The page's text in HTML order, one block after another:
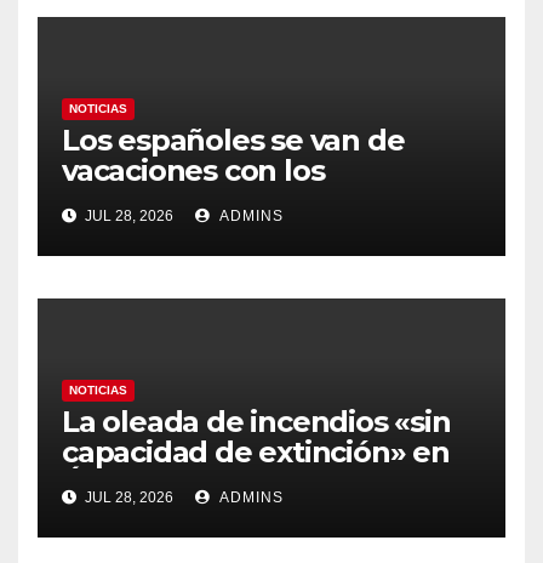
NOTICIAS
Los españoles se van de
vacaciones con los
carburantes hasta un 21%
más caros que el año pasado
y los hoteles disparados
JUL 28, 2026 ADMINS
NOTICIAS
La oleada de incendios «sin
capacidad de extinción» en
Ávila y al oeste de Madrid
obliga a declarar la
emergencia nacional
JUL 28, 2026 ADMINS